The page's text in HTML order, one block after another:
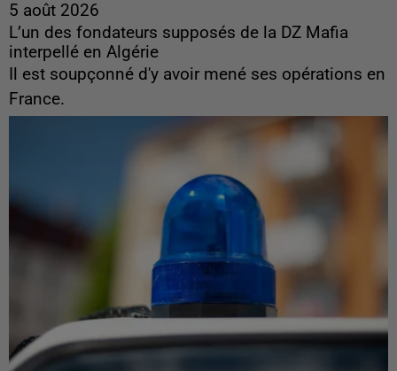
5 août 2026
L’un des fondateurs supposés de la DZ Mafia
interpellé en Algérie
Il est soupçonné d'y avoir mené ses opérations en
France.